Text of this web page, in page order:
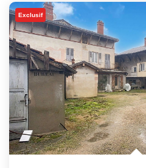
Exclusif